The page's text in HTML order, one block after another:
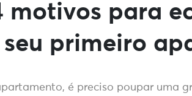
motivos para
seu primeiro
é preciso poupar uma